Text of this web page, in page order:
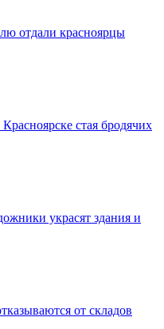
отдали красноярцы
стая бродячих
украсят здания и
от складов